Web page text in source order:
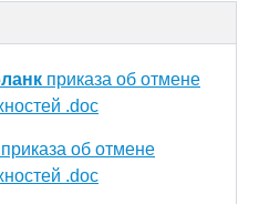
приказа об отмене
.doc
приказа об отмене
.doc